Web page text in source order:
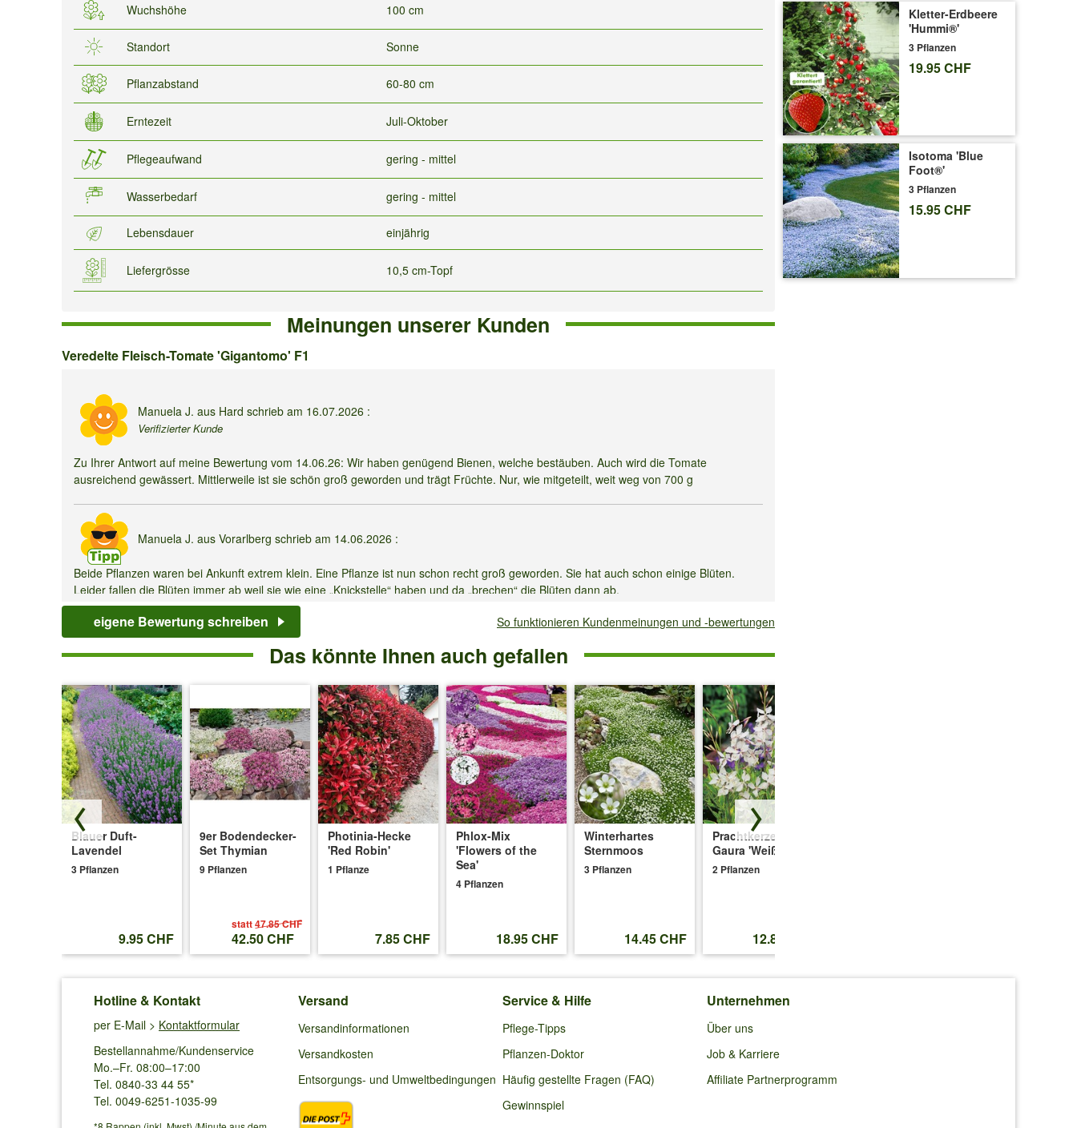
Wuchshöhe 100 cm
Standort Sonne
Pflanzabstand 60-80 cm
Erntezeit Juli-Oktober
Pflegeaufwand gering - mittel
Wasserbedarf gering - mittel
Lebensdauer einjährig
Liefergrösse 10,5 cm-Topf
Meinungen unserer Kunden
Veredelte
Tomate
'Gigantomo'
F1
Veredelte Fleisch-Tomate 'Gigantomo' F1
Manuela J. aus Hard schrieb am 16.07.2026 :
Verifizierter Kunde
Zu Ihrer Antwort auf meine Bewertung vom 14.06.26: Wir haben genügend Bienen, welche bestäuben. Auch wird die Tomate
ausreichend gewässert. Mittlerweile ist sie schön groß geworden und trägt Früchte. Nur, wie mitgeteilt, weit weg von 700 g
Manuela J. aus Vorarlberg schrieb am 14.06.2026 :
Beide Pflanzen waren bei Ankunft extrem klein. Eine Pflanze ist nun schon recht groß geworden. Sie hat auch schon einige Blüten.
Leider fallen die Blüten immer ab weil sie wie eine „Knickstelle“ haben und da „brechen“ die Blüten dann ab.
Antwort von Baldur:
Die „Knickstelle“ ist die natürliche Trennschicht der Tomatenblüte. Bei unzureichender Bestäubung oder durch Hitze oder
unregelmäßige Wasserversorgung, wird die Blüte dort abgestoßen.
Torsten J. aus Zehdenick schrieb am19.05.2026:
Beim düngen von den Tomaten, reicht da auch Pellets von Pferdemist fürs ganze Jahr?
Antwort von Baldur:
Für die ganze Saison allein reichen die Pellets oft nicht ganz aus, da Tomaten Starkzehrer sind. Eine zusätzliche Nachdüngung im
Sommer kann daher sinnvoll sein.
aus Heinersdorf schrieb am
Verifizierter Kunde
hoffe auf 1000g zu kommen............super pflazen..... bin voll zufrieden
Verifizierter Kunde
Tolle Ernte! Werde auf jeden Fall nächstes Jahr wieder bei Ihnen bestellen. Aber diesmal mehr Pflanzen. Werde extra ein extra
Zusatzbeet bereitstellen! Nur zu empfehlen!!!! Früchte schmecken vorzüglich!
aus Kirchlengern schrieb am05.08.2024
eigene Bewertung schreiben So funktionieren Kundenmeinungen und -bewertungen
Das könnte Ihnen auch gefallen
Blauer Duft-
Lavendel
3 Pflanzen
9.95 CHF
9er Bodendecker-
Set Thymian
9 Pflanzen
statt47.85 CHF
42.50 CHF
Photinia-Hecke
'Red Robin'
1 Pflanze
7.85 CHF
Phlox-Mix
'Flowers of the
Sea'
4 Pflanzen
18.95 CHF
Winterhartes
Sternmoos
3 Pflanzen
14.45 CHF
Prachtkerze -
Gaura 'Weiß'
2 Pflanzen
12.80 CHF
Kletter-Erdbeere
'Hummi®'
3 Pflanzen
19.95 CHF
Isotoma 'Blue
Foot®'
3 Pflanzen
15.95 CHF
Hotline & Kontakt
per E-Mail > Kontaktformular
Bestellannahme/Kundenservice
Mo.–Fr. 08:00–17:00
Tel. 0840-33 44 55*
Tel. 0049-6251-1035-99
Versand
Versandinformationen
Versandkosten
Entsorgungs- und Umweltbedingungen
Service & Hilfe
Pflege-Tipps
Pflanzen-Doktor
Häufig gestellte Fragen (FAQ)
Gewinnspiel
Unternehmen
Über uns
Job & Karriere
Affiliate Partnerprogramm